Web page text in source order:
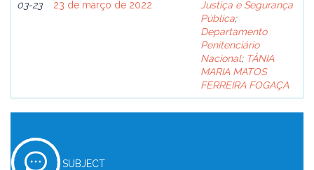
03-23 23 de março de 2022
Justiça e Segurança
Pública;
Departamento
Penitenciário
Nacional; TÂNIA
MARIA MATOS
FERREIRA FOGAÇA
SUBJECT